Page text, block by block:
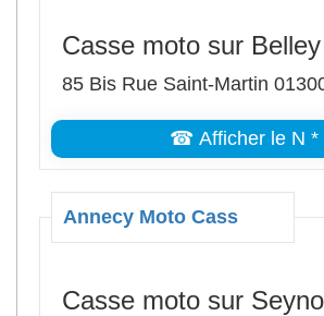
Casse moto sur Belley
85 Bis Rue Saint-Martin
☎ Afficher le N *
Annecy Moto Cass
Casse moto sur